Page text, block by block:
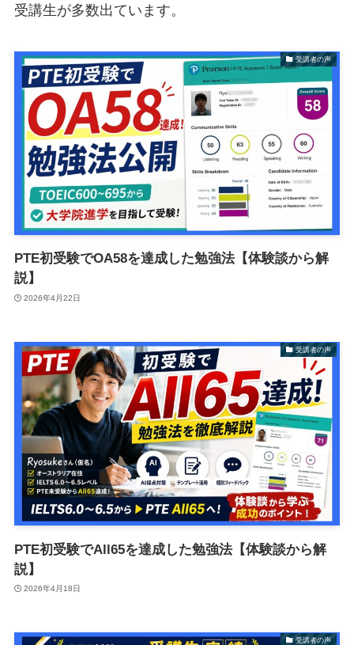
受講生が多数出ています。
受講者の声
PTE初受験でOA58を達成した勉強法【体験談から解
説】
2026年4月22日
受講者の声
PTE初受験でAll65を達成した勉強法【体験談から解
説】
2026年4月18日
受講者の声